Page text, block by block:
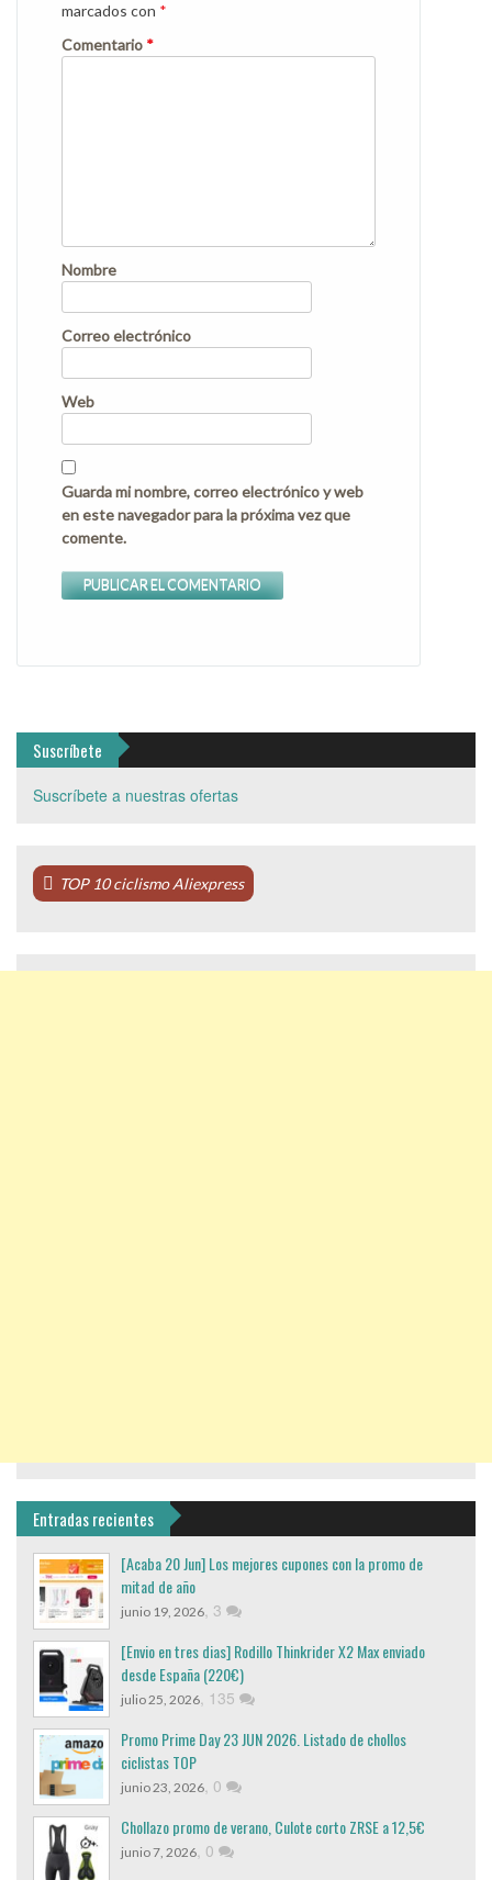
marcados con *
Comentario *
Nombre
Correo electrónico
Web
Guarda mi nombre, correo electrónico y web
en este navegador para la próxima vez que
comente.
Suscríbete
Suscríbete a nuestras ofertas
TOP 10 ciclismo Aliexpress
Entradas recientes
[Acaba 20 Jun] Los mejores cupones con la promo de
mitad de año
junio 19, 2026, 3
[Envio en tres dias] Rodillo Thinkrider X2 Max enviado
desde España (220€)
julio 25, 2026, 135
Promo Prime Day 23 JUN 2026. Listado de chollos
ciclistas TOP
junio 23, 2026, 0
Chollazo promo de verano, Culote corto ZRSE a 12,5€
junio 7, 2026, 0